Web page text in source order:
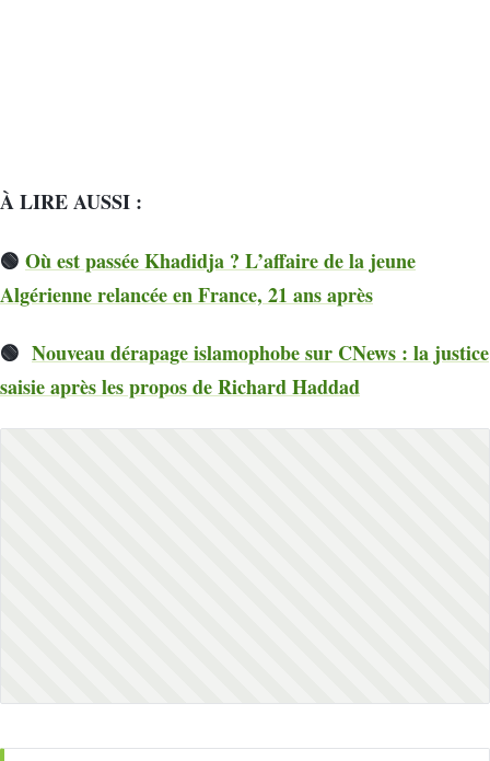
À LIRE AUSSI :
🟢 Où est passée Khadidja ? L’affaire de la jeune
Algérienne relancée en France, 21 ans après
🟢 Nouveau dérapage islamophobe sur CNews : la justice
saisie après les propos de Richard Haddad